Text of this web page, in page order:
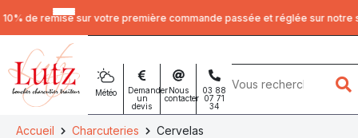
10% de remise sur votre première commande passée et réglée sur notre
Météo
Demander
un
devis
Nous
contacter
03 88
07 71
34
clés
:
Accueil Charcuteries Cervelas
Panneau de gestion des cookies